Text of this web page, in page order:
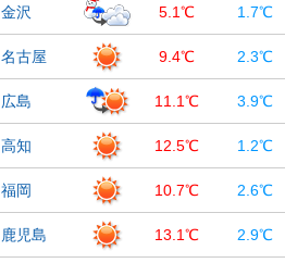
金沢 5.1℃ 1.7℃
名古屋 9.4℃ 2.3℃
広島 11.1℃ 3.9℃
高知 12.5℃ 1.2℃
福岡 10.7℃ 2.6℃
鹿児島 13.1℃ 2.9℃